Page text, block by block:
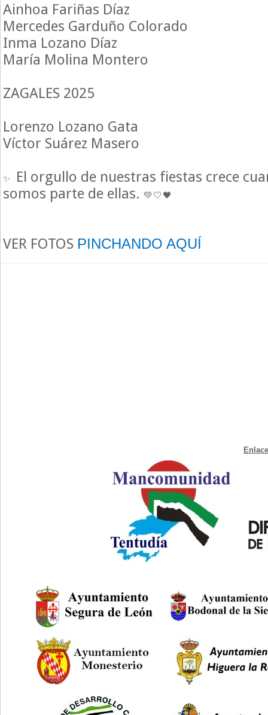
Ainhoa Fariñas Díaz
Mercedes Garduño Colorado
Inma Lozano Díaz
María Molina Montero
ZAGALES 2025
Lorenzo Lozano Gata
Víctor Suárez Masero
El orgullo de nuestras fiestas crece
somos parte de ellas.
VER FOTOS PINCHANDO AQUÍ